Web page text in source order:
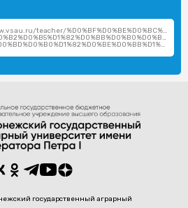
teacher/
%D0%B0%D0%BD%D0%B0%D1%82%D0%BE%D0%BB%D1%8C%D0%B5%D0%B2%D0%BD%D0%B0/
государственный аграрный